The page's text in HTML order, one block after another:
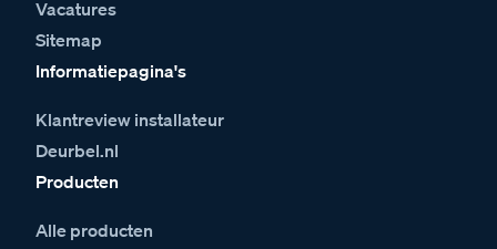
Vacatures
Sitemap
Informatiepagina's
Klantreview installateur
Deurbel.nl
Producten
Alle producten